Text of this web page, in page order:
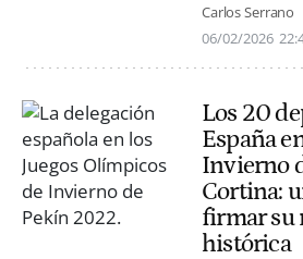
Carlos Serrano
06/02/2026
Los 20
España
Invierno
Cortina:
firmar su
histórica